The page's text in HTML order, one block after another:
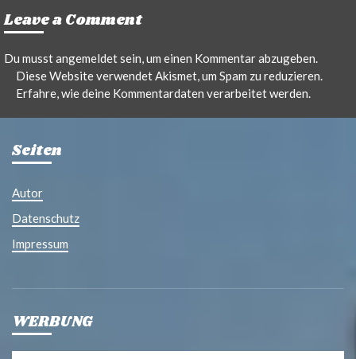
Leave a Comment
Du musstangemeldetsein, um einen Kommentar abzugeben.
Diese Website verwendet Akismet, um Spam zu reduzieren.
Erfahre, wie deine Kommentardaten verarbeitet werden.
Seiten
Autor
Datenschutz
Impressum
WERBUNG